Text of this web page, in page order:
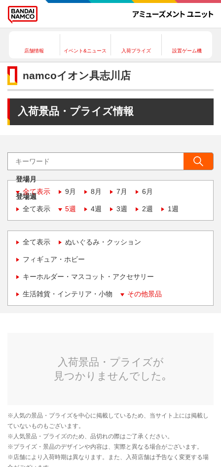
店舗情報 イベント&ニュース 入荷プライズ 設置ゲーム機
namcoイオン具志川店
入荷景品・プライズ情報
登場月
全て表示
9月 8月 7月 6月
登場週
全て表示
5週 4週 3週 2週 1週
全て表示 ぬいぐるみ・クッション
フィギュア・ホビー
キーホルダー・マスコット・アクセサリー
生活雑貨・インテリア・小物 その他景品